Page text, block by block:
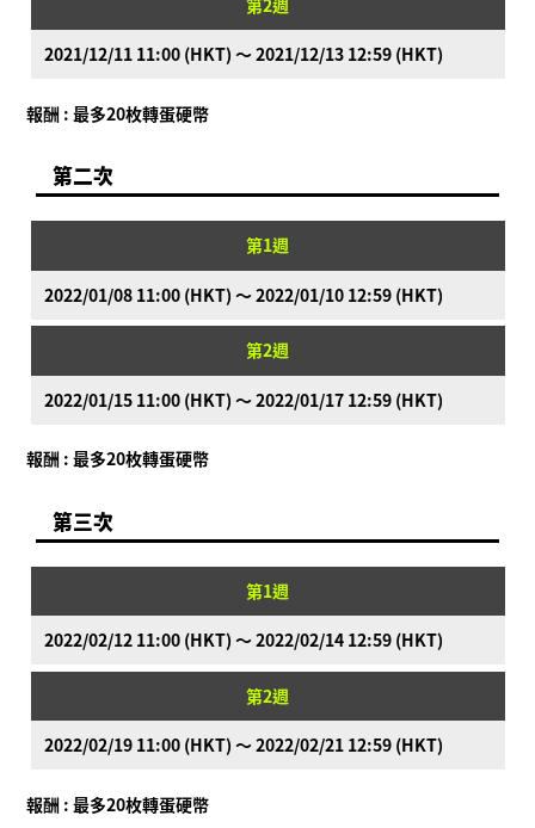
2021/12/11 11:00 (HKT) ～ 2021/12/13 12:59 (HKT)
報酬 : 最多20枚轉蛋硬幣
第二次
第1週
2022/01/08 11:00 (HKT) ～ 2022/01/10 12:59 (HKT)
第2週
2022/01/15 11:00 (HKT) ～ 2022/01/17 12:59 (HKT)
報酬 : 最多20枚轉蛋硬幣
第三次
第1週
2022/02/12 11:00 (HKT) ～ 2022/02/14 12:59 (HKT)
第2週
2022/02/19 11:00 (HKT) ～ 2022/02/21 12:59 (HKT)
報酬 : 最多20枚轉蛋硬幣